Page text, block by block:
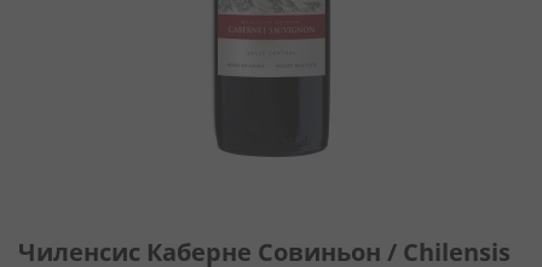
към
Чиленсис Каберне Совиньон / Chilensis